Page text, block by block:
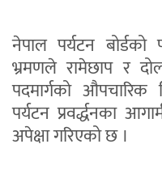
नेपाल पर्यटन
भ्रमणले रामेछाप र
पदमार्गको औपचारिक
पर्यटन प्रवर्द्धनका
अपेक्षा गरिएको छ ।